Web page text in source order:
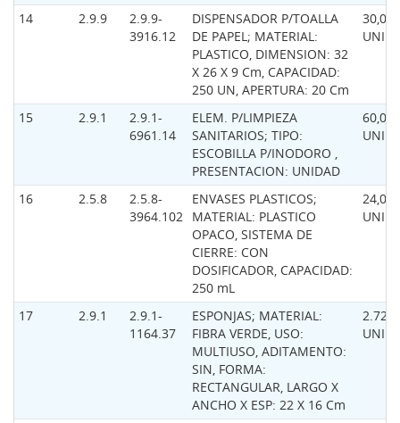
14 2.9.9
2.9.9-
3916.12
DISPENSADOR P/TOALLA
DE PAPEL; MATERIAL:
PLASTICO, DIMENSION: 32
X 26 X 9 Cm, CAPACIDAD:
250 UN, APERTURA: 20 Cm
30,00
15 2.9.1
2.9.1-
6961.14
ELEM. P/LIMPIEZA
SANITARIOS; TIPO:
ESCOBILLA P/INODORO ,
PRESENTACION: UNIDAD
60,00
16 2.5.8
2.5.8-
3964.102
ENVASES PLASTICOS;
MATERIAL: PLASTICO
OPACO, SISTEMA DE
CIERRE: CON
DOSIFICADOR, CAPACIDAD:
250 mL
24,00
17 2.9.1
2.9.1-
1164.37
ESPONJAS; MATERIAL:
FIBRA VERDE, USO:
MULTIUSO, ADITAMENTO:
SIN, FORMA:
RECTANGULAR, LARGO X
ANCHO X ESP: 22 X 16 Cm